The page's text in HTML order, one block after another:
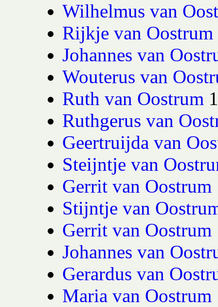
Wilhelmus van
Rijkje van Oostrum
Johannes van
Wouterus van
Ruth van Oostrum
Ruthgerus van
Geertruijda van
Steijntje van
Gerrit van Oostrum
Stijntje van
Gerrit van Oostrum
Johannes van
Gerardus van
Maria van Oostrum